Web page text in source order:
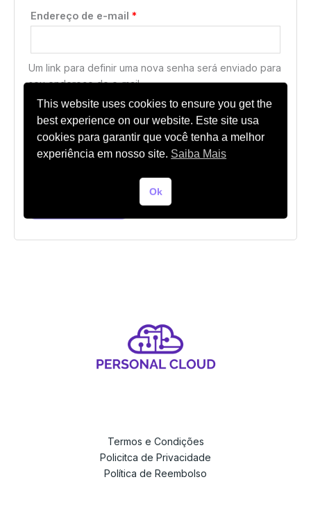
Endereço de e-mail *
Um link para definir uma nova senha será enviado para
seu endereço de e-mail.
Your personal data will be used to support your
experience throughout this website, to manage access
to your account, and for other purposes described in
Termos e Condições
Policitca de Privacidade
Política de Reembolso
This website uses cookies to ensure you get the
best experience on our website. Este site usa
cookies para garantir que você tenha a melhor
experiência em nosso site. Saiba Mais
Ok